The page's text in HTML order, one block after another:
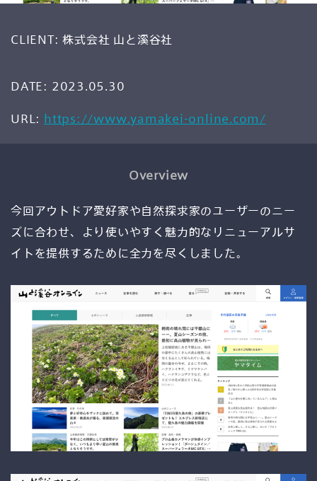
実装/開発
データ戦略
設計
デジタル
マーケティング
CLIENT: 株式会社 山と溪谷社
DATE: 2023.05.30
URL: https://www.yamakei-online.com/
Overview
今回アウトドア愛好家や自然探求家のユーザーのニー
ズに合わせ、より使いやすく魅力的なリニューアルサ
イトを提供するために全力を尽くしました。